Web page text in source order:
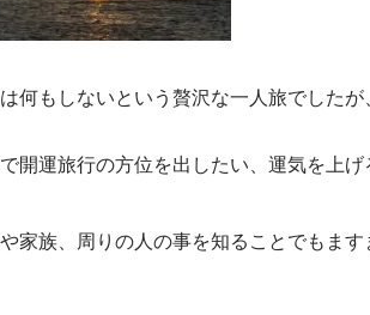
何もしないという贅沢な一人旅でした
開運旅行の方位を出したい、運気を上
家族、周りの人の事を知ることでもます